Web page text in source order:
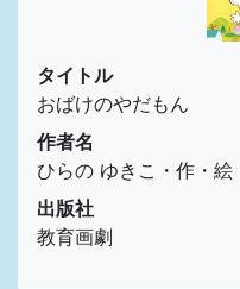
タイトル
おばけのやだもん
作者名
ひらの ゆきこ・作・絵
出版社
教育画劇